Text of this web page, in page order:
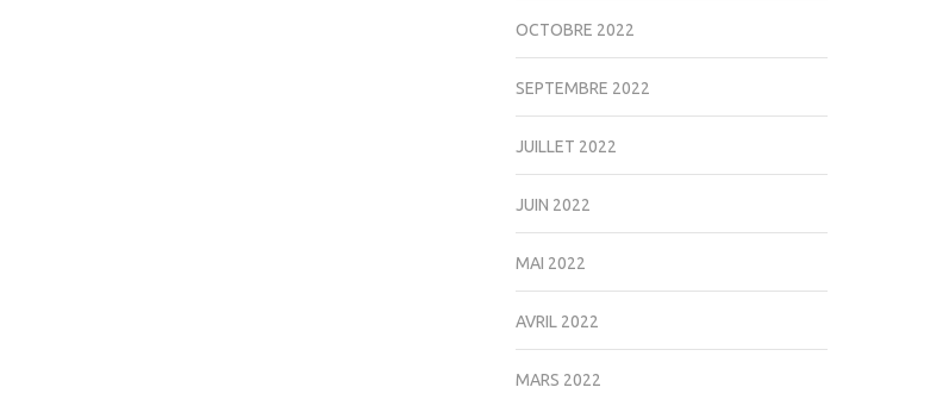
OCTOBRE 2022
SEPTEMBRE 2022
JUILLET 2022
JUIN 2022
MAI 2022
AVRIL 2022
MARS 2022